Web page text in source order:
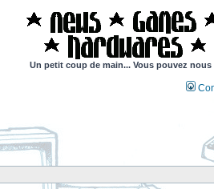
Un petit coup de main... Vous pouvez